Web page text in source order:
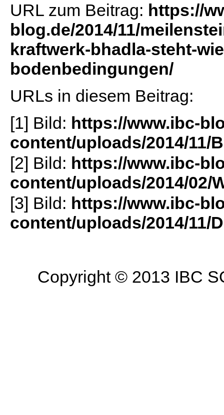
URL zum Beitrag: https://
blog.de/2014/11/
kraftwerk-bhadla-steht-
bodenbedingungen/
URLs in diesem Beitrag:
[1] Bild: https://www.ibc-
content/uploads/2014/11/
[2] Bild: https://www.ibc-
content/uploads/2014/02/
[3] Bild: https://www.ibc-
content/uploads/2014/11/
Copyright © 2013 IBC